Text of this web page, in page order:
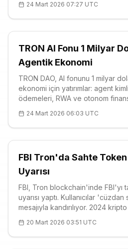
SEC'sini eleştiriyor.
24 Mart 2026 07:27 UTC
TRON AI Fonu 1 Milyar
Agentik Ekonomi
TRON DAO, AI fonunu 1 milyar
ekonomi için yatırımlar: agent
ödemeleri, RWA ve otonom
RSI 66.11, güçlü destekler. Justin
24 Mart 2026 06:03 UTC
FBI Tron'da Sahte Token
Uyarısı
FBI, Tron blockchain'inde FBI'yı
uyarısı yaptı. Kullanıcılar
mesajıyla kandırılıyor. 2024
0.3006. Dikkatli olun, IC3'e rapor
20 Mart 2026 03:51 UTC